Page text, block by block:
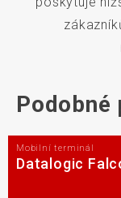
Mobilní terminál
Datalogic